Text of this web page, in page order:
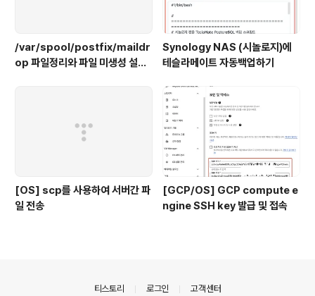
/var/spool/postfix/maildr
op 파일정리와 파일 미생성 설정
Synology NAS (시놀로지)에
테슬라메이트 자동백업하기
[OS] scp를 사용하여 서버간 파
일 전송
[GCP/OS] GCP compute e
ngine SSH key 발급 및 접속
티스토리 로그인 고객센터